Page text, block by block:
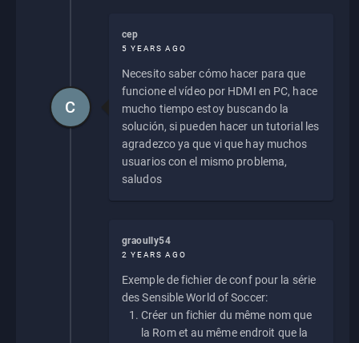
cep
5 YEARS AGO
Necesito saber cómo hacer para que
funcione el vídeo por HDMI en PC, hace
mucho tiempo estoy buscando la
solución, si pueden hacer un tutorial les
agradezco ya que vi que hay muchos
usuarios con el mismo problema,
saludos
C
graoully54
2 YEARS AGO
Exemple de fichier de conf pour la série
des Sensible World of Soccer:
Créer un fichier du même nom que
la Rom et au même endroit que la